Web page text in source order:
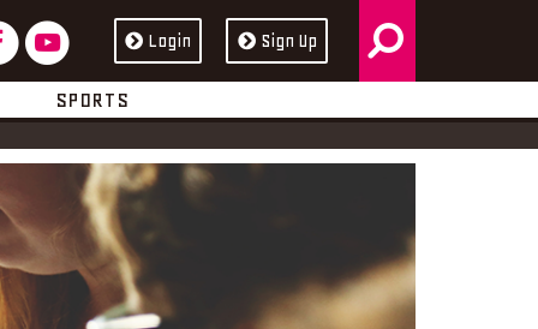
フ
ス
ブ
ッ
ユ
ー
ュ
Login Sign Up
SPORTS
ス
ッ
ク
ュ
ー
ブ